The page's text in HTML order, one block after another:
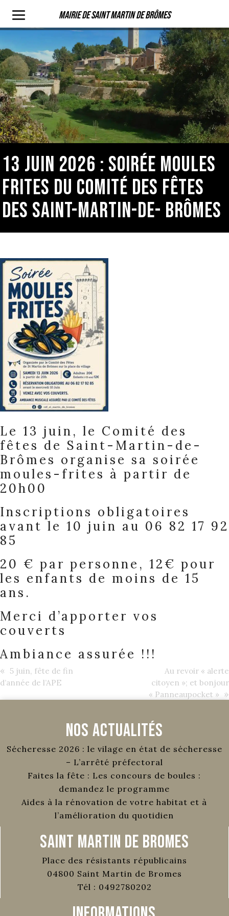
Mairie de Saint Martin de Brômes
13 JUIN 2026 : SOIRÉE MOULES
FRITES DU COMITÉ DES FÊTES
DES SAINT-MARTIN-DE- BRÔMES
Le 13 juin, le Comité des
fêtes de Saint-Martin-de-
Brômes organise sa soirée
moules-frites à partir de
20h00
Inscriptions obligatoires
avant le 10 juin au 06 82 17 92
85
20 € par personne, 12€ pour
les enfants de moins de 15
ans.
Merci d’apporter vos
couverts
Ambiance assurée !!!
«
5 juin, fête de fin
d’année de l’APE
Au revoir « alerte
citoyen »; et bonjour
« Panneaupocket » »
Nos Actualités
Sécheresse 2026 : le vilage en état de sécheresse
– L’arrêté préfectoral
Faites la fête : Les concours de boules :
demandez le programme
Aides à la rénovation de votre habitat et à
l’amélioration du quotidien
Saint Martin de Bromes
Place des résistants républicains
04800 Saint Martin de Bromes
Tél : 0492780202